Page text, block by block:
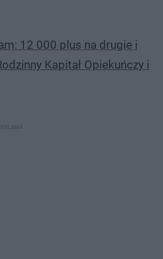
12 000 plus na drugie i
Kapitał Opiekuńczy i